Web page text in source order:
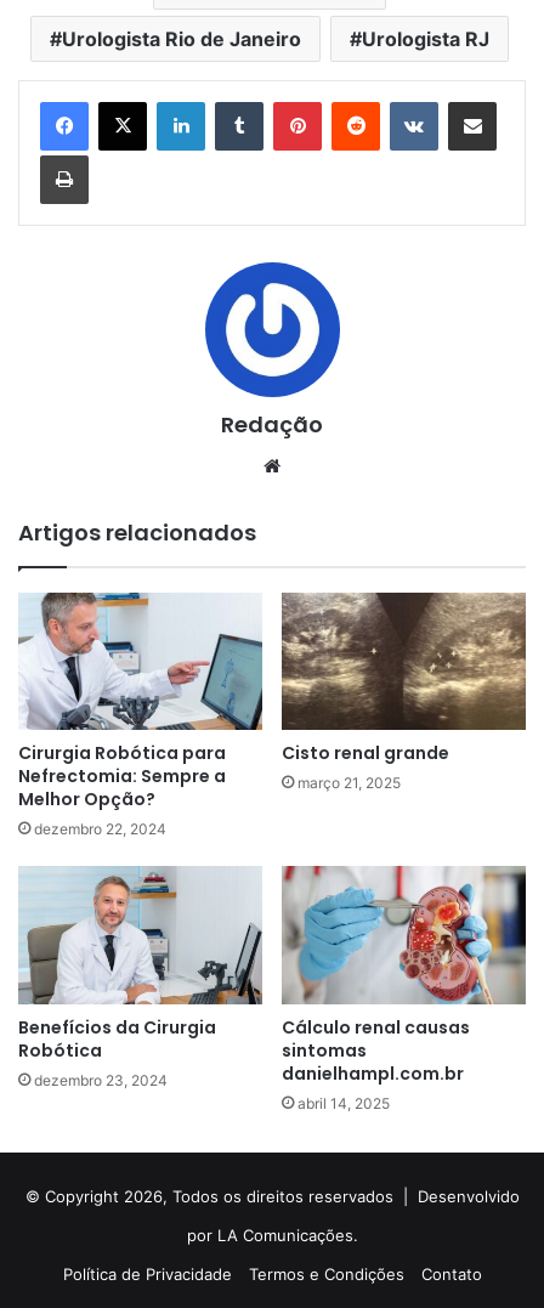
Urologista Rio de Janeiro Urologista RJ
LinkedinTumblr PinterestReddit VK Compartilhar via e-mail
Imprimir
Redação
Artigos relacionados
Cirurgia Robótica para
Nefrectomia: Sempre a
Melhor Opção?
dezembro 22, 2024
Cisto renal grande
março 21, 2025
Benefícios da Cirurgia
Robótica
dezembro 23, 2024
Cálculo renal causas
sintomas
danielhampl.com.br
abril 14, 2025
© Copyright 2026, Todos os direitos reservados | Desenvolvido
por LA Comunicações.
Política de Privacidade
Termos e Condições Contato